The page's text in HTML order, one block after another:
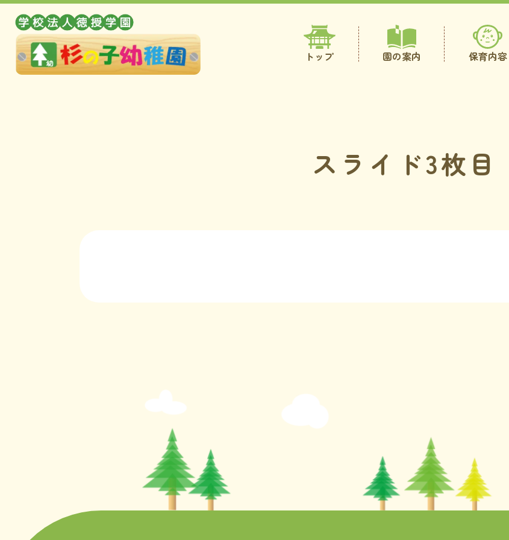
トップ 園の案内 保育内容
スライド3枚目